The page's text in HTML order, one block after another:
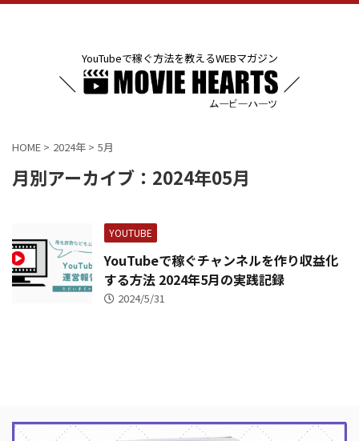
YouTubeで稼ぐ方法を教えるWEBマガジン
HOME > 2024年 > 5月
月別アーカイブ：2024年05月
YOUTUBE
YouTubeで稼ぐチャンネルを作り収益化
する方法 2024年5月の実践記録
2024/5/31